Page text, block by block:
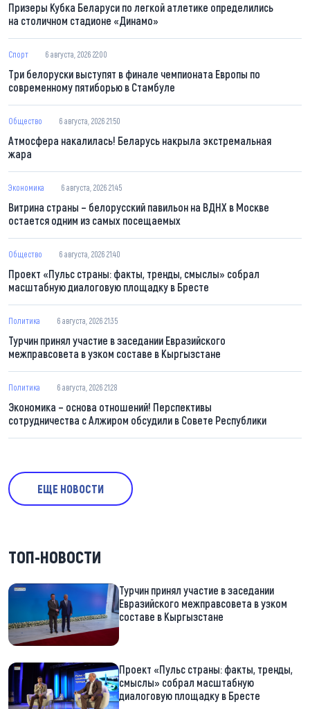
Призеры Кубка Беларуси по легкой атлетике определились
на столичном стадионе «Динамо»
Спорт 6 августа, 2026 22:00
Три белоруски выступят в финале чемпионата Европы по
современному пятиборью в Стамбуле
Общество 6 августа, 2026 21:50
Атмосфера накалилась! Беларусь накрыла экстремальная
жара
Экономика 6 августа, 2026 21:45
Витрина страны – белорусский павильон на ВДНХ в Москве
остается одним из самых посещаемых
Общество 6 августа, 2026 21:40
Проект «Пульс страны: факты, тренды, смыслы» собрал
масштабную диалоговую площадку в Бресте
Политика 6 августа, 2026 21:35
Турчин принял участие в заседании Евразийского
межправсовета в узком составе в Кыргызстане
Политика 6 августа, 2026 21:28
Экономика – основа отношений! Перспективы
сотрудничества с Алжиром обсудили в Совете Республики
ЕЩЕ НОВОСТИ
ТОП-НОВОСТИ
Турчин принял участие в заседании
Евразийского межправсовета в узком
составе в Кыргызстане
Проект «Пульс страны: факты, тренды,
смыслы» собрал масштабную
диалоговую площадку в Бресте